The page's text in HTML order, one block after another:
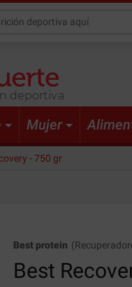
deportiva
Mujer
- 750 gr
Best protein (
Best